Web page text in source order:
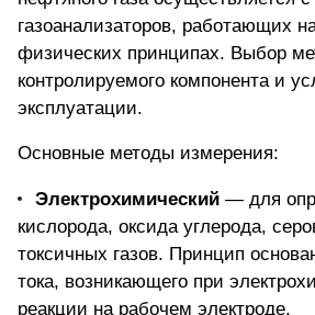
газоанализаторов, работающих
физических принципах. Выбор
контролируемого компонентаи
эксплуатации.
Основные методы измерения:
Электрохимический — для
кислорода, оксида углерода,
токсичных газов. Принцип
тока, возникающего при
реакции на рабочем электроде.